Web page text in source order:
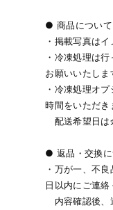
● 商品について
・掲載写真はイ
・冷凍処理は
お願いいたしま
・冷凍処理オ
時間をいただき
配送希望日は
● 返品・交換に
・万が一、不
日以内にご連絡
内容確認後、